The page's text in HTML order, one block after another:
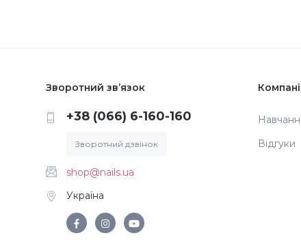
Зворотний зв’язок
+38 (066) 6-160-160
Зворотний дзвінок
shop@nails.ua
Україна
Відгуки